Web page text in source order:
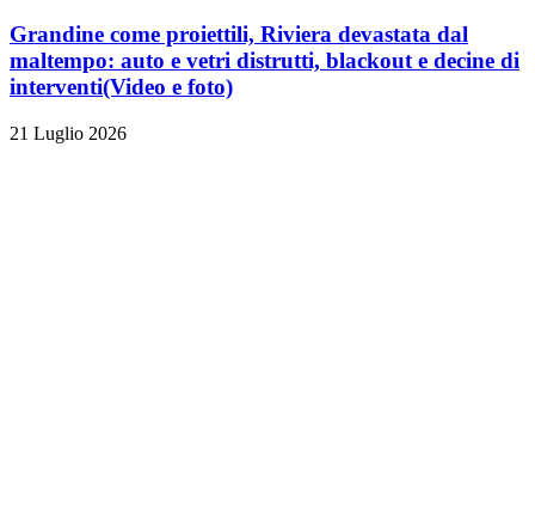
Grandine come proiettili, Riviera devastata dal
maltempo: auto e vetri distrutti, blackout e decine di
interventi(Video e foto)
21 Luglio 2026